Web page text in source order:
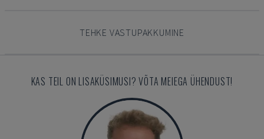
TEHKE VASTUPAKKUMINE
KAS TEIL ON LISAKÜSIMUSI? VÕTA MEIEGA ÜHENDUST!